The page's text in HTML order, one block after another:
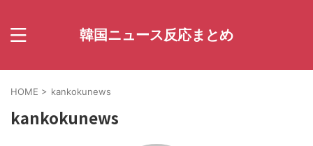
韓国ニュース反応まとめ
HOME > kankokunews
kankokunews